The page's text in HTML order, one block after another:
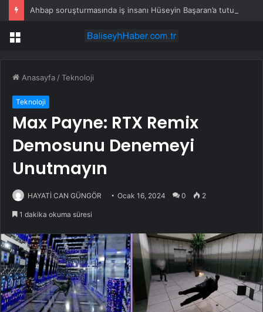
Menü
Anasayfa /Teknoloji
Teknoloji
Max Payne: RTX Remix
Demosunu Denemeyi
Unutmayın
HAYATİ CAN GÜNGÖR Ocak 16, 2024 0 2
1 dakika okuma süresi